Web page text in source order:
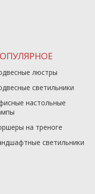
люстры
светильники
настольные
на треноге
светильники